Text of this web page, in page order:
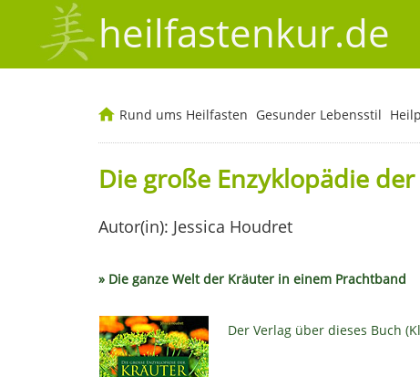
heilfastenkur.de
Rund ums Heilfasten Gesunder Lebensstil
Die große Enzyklopädie
Autor(in): Jessica Houdret
» Die ganze Welt der Kräuter in einem Prachtband
Der Verlag über dieses Buch